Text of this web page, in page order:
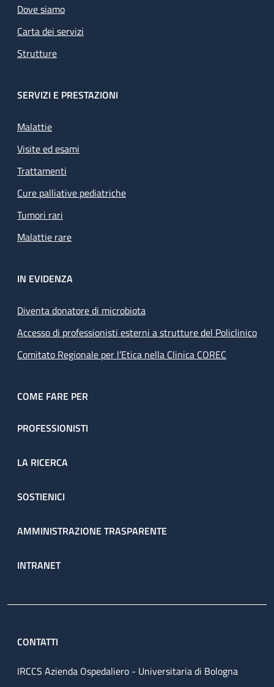
Dove siamo
Carta dei servizi
Strutture
SERVIZI E PRESTAZIONI
Malattie
Visite ed esami
Trattamenti
Cure palliative pediatriche
Tumori rari
Malattie rare
IN EVIDENZA
Diventa donatore di microbiota
Accesso di professionisti esterni a strutture del Policlinico
Comitato Regionale per l’Etica nella Clinica COREC
COME FARE PER
PROFESSIONISTI
LA RICERCA
SOSTIENICI
AMMINISTRAZIONE TRASPARENTE
INTRANET
CONTATTI
IRCCS Azienda Ospedaliero - Universitaria di Bologna